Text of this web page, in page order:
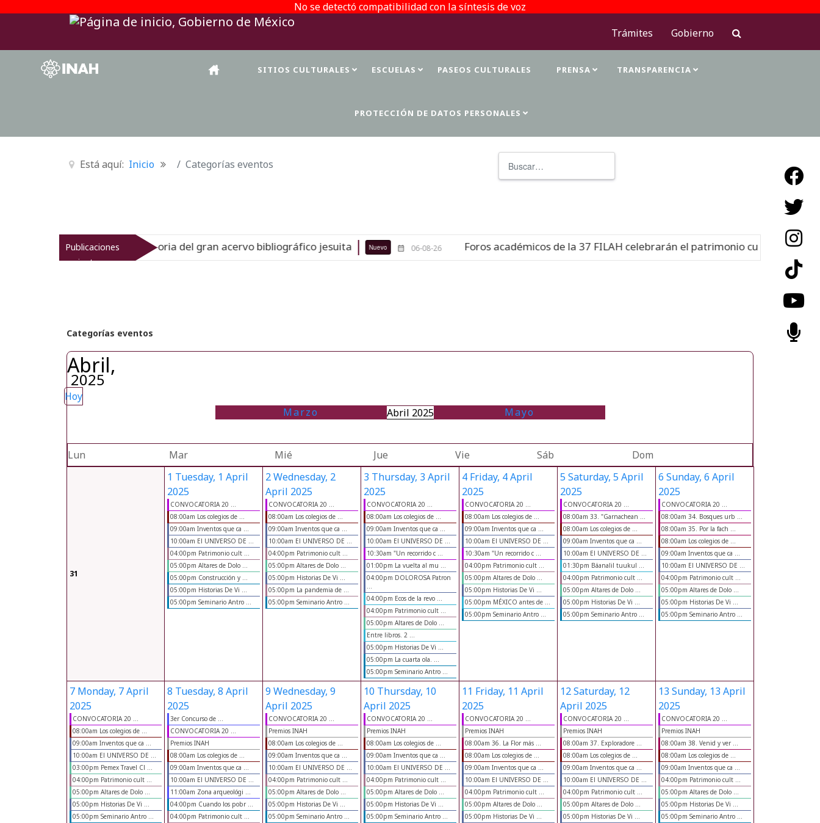
No se detectó compatibilidad con la síntesis de voz
Trámites
Gobierno
SITIOS CULTURALES ESCUELAS PASEOS CULTURALES PRENSA TRANSPARENCIA
PROTECCIÓN DE DATOS PERSONALES
Está aquí: Inicio Categorías eventos
Publicaciones
recientes
muestra la historia del gran acervo bibliográfico jesuita Nuevo 06-08-26 Foros académicos de la 37 FILAH celebrarán el patrimonio cultural Nuevo 06-08-26
Categorías eventos
Abril,
2025
Hoy
Marzo
Abril 2025 Mayo
Lun Mar Mié Jue Vie Sáb Dom
31
1 Tuesday, 1 April
2025
CONVOCATORIA 20 ...
08:00am Los colegios de ...
09:00am Inventos que ca ...
10:00am El UNIVERSO DE ...
04:00pm Patrimonio cult ...
05:00pm Altares de Dolo ...
05:00pm Construcción y ...
05:00pm Historias De Vi ...
05:00pm Seminario Antro ...
2Wednesday, 2
April 2025
CONVOCATORIA 20 ...
08:00am Los colegios de ...
09:00am Inventos que ca ...
10:00am El UNIVERSO DE ...
04:00pm Patrimonio cult ...
05:00pm Altares de Dolo ...
05:00pm Historias De Vi ...
05:00pm La pandemia de ...
05:00pm Seminario Antro ...
3 Thursday, 3 April
2025
CONVOCATORIA 20 ...
08:00am Los colegios de ...
09:00am Inventos que ca ...
10:00am El UNIVERSO DE ...
10:30am "Un recorrido c ...
01:00pm La vuelta al mu ...
04:00pm DOLOROSA Patron
04:00pm Ecos de la revo ...
04:00pm Patrimonio cult ...
05:00pm Altares de Dolo ...
Entre libros. 2 ...
05:00pm Historias De Vi ...
05:00pm La cuarta ola. ...
05:00pm Seminario Antro ...
4 Friday, 4 April
2025
CONVOCATORIA 20 ...
08:00am Los colegios de ...
09:00am Inventos que ca ...
10:00am El UNIVERSO DE ...
10:30am "Un recorrido c ...
04:00pm Patrimonio cult ...
05:00pm Altares de Dolo ...
05:00pm Historias De Vi ...
05:00pm MÉXICO antes de ...
05:00pm Seminario Antro ...
5 Saturday, 5 April
2025
CONVOCATORIA 20 ...
08:00am 33. "Garnachean ...
08:00am Los colegios de ...
09:00am Inventos que ca ...
10:00am El UNIVERSO DE ...
01:30pm Báanalil tuukul ...
04:00pm Patrimonio cult ...
05:00pm Altares de Dolo ...
05:00pm Historias De Vi ...
05:00pm Seminario Antro ...
6 Sunday, 6 April
2025
CONVOCATORIA 20 ...
08:00am 34. Bosques urb ...
08:00am 35. Por la fach ...
08:00am Los colegios de ...
09:00am Inventos que ca ...
10:00am El UNIVERSO DE ...
04:00pm Patrimonio cult ...
05:00pm Altares de Dolo ...
05:00pm Historias De Vi ...
05:00pm Seminario Antro ...
7 Monday, 7 April
2025
CONVOCATORIA 20 ...
08:00am Los colegios de ...
09:00am Inventos que ca ...
10:00am El UNIVERSO DE ...
03:00pm Pemex Travel Cl ...
04:00pm Patrimonio cult ...
05:00pm Altares de Dolo ...
05:00pm Historias De Vi ...
05:00pm Seminario Antro ...
8 Tuesday, 8 April
2025
3er Concurso de ...
CONVOCATORIA 20 ...
Premios INAH
08:00am Los colegios de ...
09:00am Inventos que ca ...
10:00am El UNIVERSO DE ...
11:00am Zona arqueológi ...
04:00pm Cuando los pobr ...
04:00pm Patrimonio cult ...
9 Wednesday, 9
April 2025
CONVOCATORIA 20 ...
Premios INAH
08:00am Los colegios de ...
09:00am Inventos que ca ...
10:00am El UNIVERSO DE ...
04:00pm Patrimonio cult ...
05:00pm Altares de Dolo ...
05:00pm Historias De Vi ...
05:00pm Seminario Antro ...
10 Thursday, 10
April 2025
CONVOCATORIA 20 ...
Premios INAH
08:00am Los colegios de ...
09:00am Inventos que ca ...
10:00am El UNIVERSO DE ...
04:00pm Patrimonio cult ...
05:00pm Altares de Dolo ...
05:00pm Historias De Vi ...
05:00pm Seminario Antro ...
11 Friday, 11 April
2025
CONVOCATORIA 20 ...
Premios INAH
08:00am 36. La Flor más ...
08:00am Los colegios de ...
09:00am Inventos que ca ...
10:00am El UNIVERSO DE ...
04:00pm Patrimonio cult ...
05:00pm Altares de Dolo ...
05:00pm Historias De Vi ...
12Saturday, 12
April 2025
CONVOCATORIA 20 ...
Premios INAH
08:00am 37. Exploradore ...
08:00am Los colegios de ...
09:00am Inventos que ca ...
10:00am El UNIVERSO DE ...
04:00pm Patrimonio cult ...
05:00pm Altares de Dolo ...
05:00pm Historias De Vi ...
13 Sunday, 13 April
2025
CONVOCATORIA 20 ...
Premios INAH
08:00am 38. Venid y ver ...
08:00am Los colegios de ...
09:00am Inventos que ca ...
04:00pm Patrimonio cult ...
05:00pm Altares de Dolo ...
05:00pm Historias De Vi ...
05:00pm Seminario Antro ...